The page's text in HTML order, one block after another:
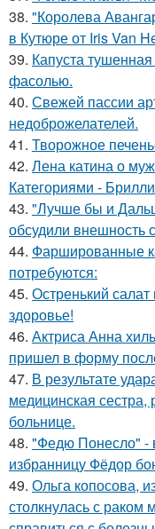
38. "Королева
в Кутюре от Iris Van
39. Капуста тушенная
фасолью.
40. Свежей пассии
недоброжелателей.
41. Творожное
42. Лена катина о
Категориями -
43. "Лучше бы и
обсудили внешность
44. Фаршированные
потребуются:
45. Остренький салат
здоровье!
46. Актриса Анна
пришел в форму
47. В результате
медицинская
больнице.
48. "Федю Понесло" -
избранницу Фёдор
49. Ольга копосова,
столкнулась с раком